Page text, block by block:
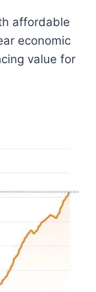
affordable
economic
value for